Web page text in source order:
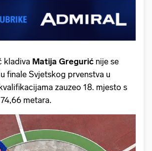
kladiva Matija Gregurić nije se
finale Svjetskog prvenstva u
zauzeo 18. mjesto s
metara.